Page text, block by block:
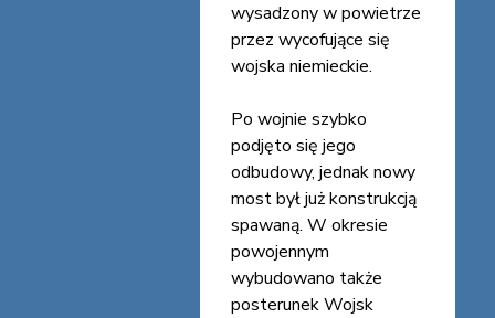
wysadzony w powietrze
przez wycofujące się
wojska niemieckie.
Po wojnie szybko
podjęto się jego
odbudowy, jednak nowy
most był już konstrukcją
spawaną. W okresie
powojennym
wybudowano także
posterunek Wojsk